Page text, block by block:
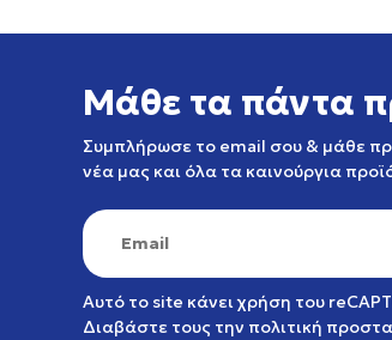
Μάθε τα πάντα
Συμπλήρωσε το email σου & μάθε
νέα μας και όλα τα καινούργια
Αυτό το site κάνει χρήση του
Διαβάστε τους την πολιτική